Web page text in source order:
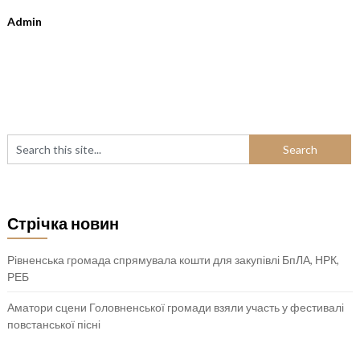
Admin
Стрічка новин
Рівненська громада спрямувала кошти для закупівлі БпЛА, НРК,
РЕБ
Аматори сцени Головненської громади взяли участь у фестивалі
повстанської пісні